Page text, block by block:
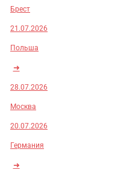
Брест
21.07.2026
Польша
➜
28.07.2026
Москва
20.07.2026
Германия
➜